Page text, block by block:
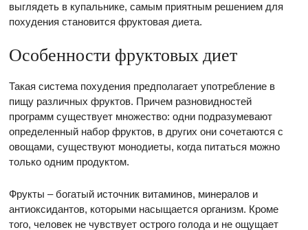
выглядеть в купальнике, самым приятным решением для
похудения становится фруктовая диета.
Особенности фруктовых диет
Такая система похудения предполагает употребление в
пищу различных фруктов. Причем разновидностей
программ существует множество: одни подразумевают
определенный набор фруктов, в других они сочетаются с
овощами, существуют монодиеты, когда питаться можно
только одним продуктом.
Фрукты – богатый источник витаминов, минералов и
антиоксидантов, которыми насыщается организм. Кроме
того, человек не чувствует острого голода и не ощущает